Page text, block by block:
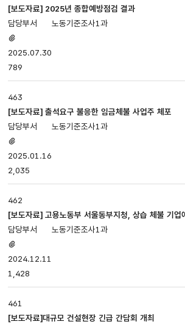
[보도자료] 2025년 종합예방점검 결과
노동기준조사1과
있음
2025.07.30
789
463
[보도자료] 출석요구 불응한 임금체불 사업주 체포
노동기준조사1과
있음
2025.01.16
2,035
462
[보도자료] 고용노동부 서울동부지청, 상습 체불 기업
노동기준조사1과
있음
2024.12.11
1,428
461
[보도자료]대규모 건설현장 긴급 간담회 개최